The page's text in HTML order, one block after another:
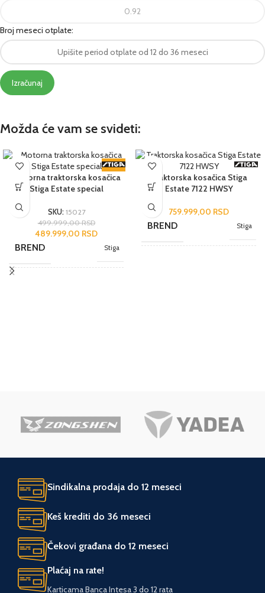
Broj meseci otplate:
Izračunaj
Možda će vam se svideti:
-2%
Motorna traktorska kosačica
Stiga Estate special
SKU: 15027
499.999,00RSD
489.999,00 RSD
BREND Stiga
ZEMLJA POREKLA Kina
Traktorska kosačica Stiga
Estate 7122 HWSY
759.999,00 RSD
BREND Stiga
UVOZNIK Agromarket
Sindikalna prodaja do 12 meseci
Keš krediti do 36 meseci
Čekovi građana do 12 meseci
Plaćaj na rate!
Karticama Banca Intesa 3 do 12 rata